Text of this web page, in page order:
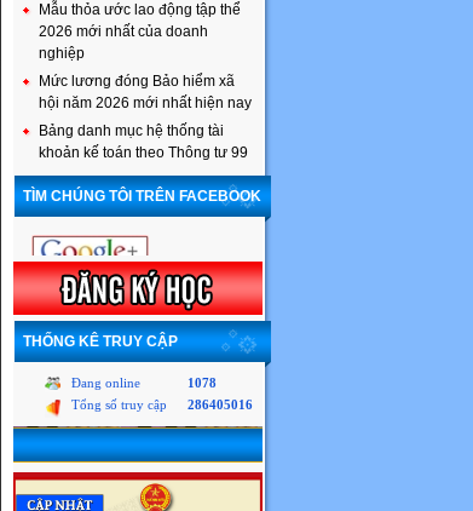
Mẫu thỏa ước lao động tập thể
2026 mới nhất của doanh
nghiệp
Mức lương đóng Bảo hiểm xã
hội năm 2026 mới nhất hiện nay
Bảng danh mục hệ thống tài
khoản kế toán theo Thông tư 99
TÌM CHÚNG TÔI TRÊN FACEBOOK
THỐNG KÊ TRUY CẬP
Đang online
1078
Tổng số truy cập
286405016